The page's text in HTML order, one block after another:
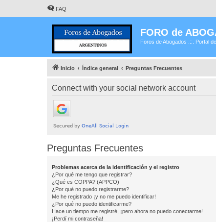
FAQ
FORO de
Foros de Abogados .::. Portal
Inicio Índice general Preguntas Frecuentes
Connect with your social network account
Preguntas Frecuentes
Problemas acerca de la identificación y el registro
¿Por qué me tengo que registrar?
¿Qué es COPPA? (APPCO)
¿Por qué no puedo registrarme?
Me he registrado ¡y no me puedo identificar!
¿Por qué no puedo identificarme?
Hace un tiempo me registré, ¡pero ahora no puedo conectarme!
¡Perdí mi contraseña!